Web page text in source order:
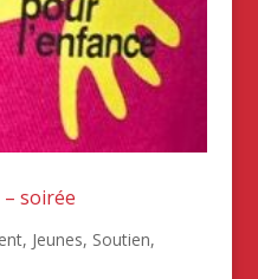
soirée
, Jeunes, Soutien,